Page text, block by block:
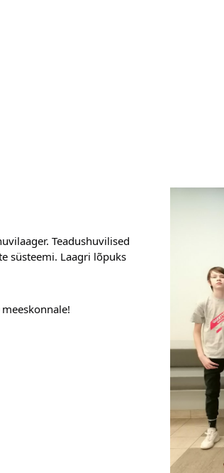
Teadushuvilised
süsteemi. Laagri lõpuks